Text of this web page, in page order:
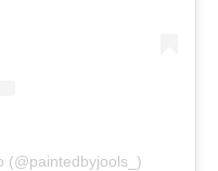
(@paintedbyjools_)